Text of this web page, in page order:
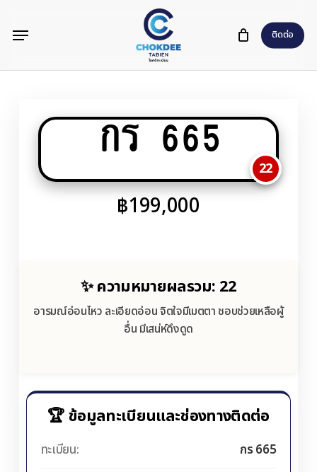
content
ติดต่อ
Menu
กร 665
22
฿199,000
✨ ความหมายผลรวม: 22
อารมณ์อ่อนไหว ละเอียดอ่อน จิตใจมีเมตตา ชอบช่วยเหลือผู้
อื่น มีเสน่ห์ดึงดูด
🏆 ข้อมูลทะเบียนและช่องทางติดต่อ
ทะเบียน:
กร 665